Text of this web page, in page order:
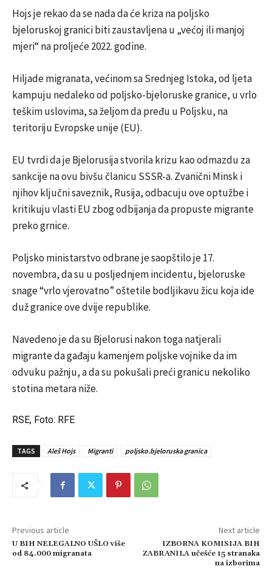
Hojs je rekao da se nada da će kriza na poljsko
bjeloruskoj granici biti zaustavljena u „većoj ili manjoj
mjeri“ na proljeće 2022. godine.
Hiljade migranata, većinom sa Srednjeg Istoka, od ljeta
kampuju nedaleko od poljsko-bjeloruske granice, u vrlo
teškim uslovima, sa željom da pređu u Poljsku, na
teritoriju Evropske unije (EU).
EU tvrdi da je Bjelorusija stvorila krizu kao odmazdu za
sankcije na ovu bivšu članicu SSSR-a. Zvanični Minsk i
njihov ključni saveznik, Rusija, odbacuju ove optužbe i
kritikuju vlasti EU zbog odbijanja da propuste migrante
preko grnice.
Poljsko ministarstvo odbrane je saopštilo je 17.
novembra, da su u posljednjem incidentu, bjeloruske
snage “vrlo vjerovatno” oštetile bodljikavu žicu koja ide
duž granice ove dvije republike.
Navedeno je da su Bjelorusi nakon toga natjerali
migrante da gađaju kamenjem poljske vojnike da im
odvuku pažnju, a da su pokušali preći granicu nekoliko
stotina metara niže.
RSE, Foto: RFE
TAGS Aleš Hojs Migranti poljsko.bjeloruska granica
Previous article
U BIH NELEGALNO UŠLO više
od 84.000 migranata
Next article
IZBORNA KOMISIJA BIH
ZABRANILA učešće 15 stranaka
na izborima